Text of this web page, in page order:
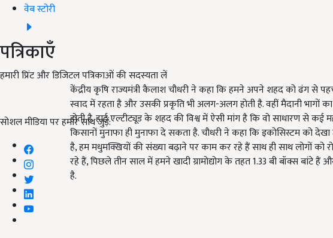
वेब स्टोरी
पत्रिकाएँ
हमारी प्रिंट और डिजिटल पत्रिकाओं की सदस्यता लें
सोशल मीडिया पर हमारे साथ जुड़ें:
केंद्रीय कृषि राज्यमंत्री कैलाश चौधरी ने कहा कि हमने अपने शहद को ढंग
स्वाद में रहता है और उसकी प्रकृति भी अलग-अलग होती है. वहीं मैदानी
होती है. हाई एल्टीट्यूड के शहद की विश्व में ऐसी मांग है कि वो साधारण से कई
किसानों मुनाफा ही मुनाफा दे सकता है. चौधरी ने कहा कि इकोसिस्टम को
है, हम मधुमक्खियों की संख्या बढ़ाने पर काम कर रहे हैं साथ ही साथ लोगों को
रहे हैं, पिछले तीन साल में हमने खादी ग्रामोद्योग के तहत 1.33 बी बॉक्स बांटे
है.